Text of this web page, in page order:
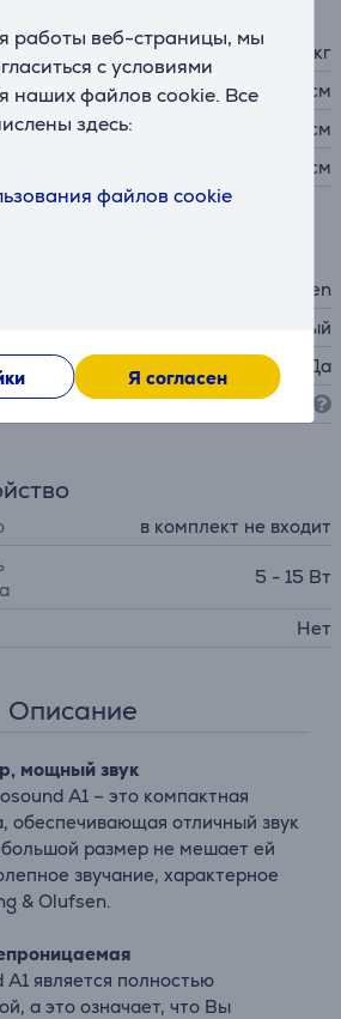
работы веб-страницы, мы
с условиями
наших файлов cookie. Все
здесь:
файлов cookie
Я согласен
0,558 кг
13,3 см
13,3 см
4,6 см
Bang & Olufsen
черный, серый
Да
IP67
в комплект не входит
5 - 15 Вт
Нет
Описание
мощный звук
A1 – это компактная
обеспечивающая отличный звук
размер не мешает ей
звучание, характерное
& Olufsen.
является полностью
а это означает, что Вы